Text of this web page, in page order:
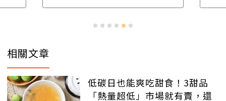
相關文章
低碳日也能爽吃甜食！3甜品
「熱量超低」市場就有賣，還